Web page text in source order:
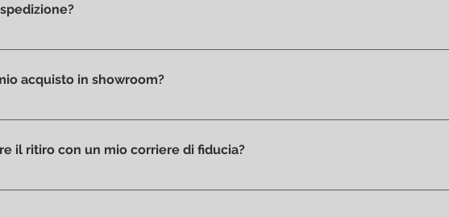
sono calcolati al check-out, prima della conferma d'acquisto, in base
acquisto in showroom?
potrai ritirare il tuo acquisto personalmente. Sarà nostra cura
il ritiro con un mio corriere di fiducia?
il passaggio di un corriere di tua fiducia sarà nostra cura fornirti la